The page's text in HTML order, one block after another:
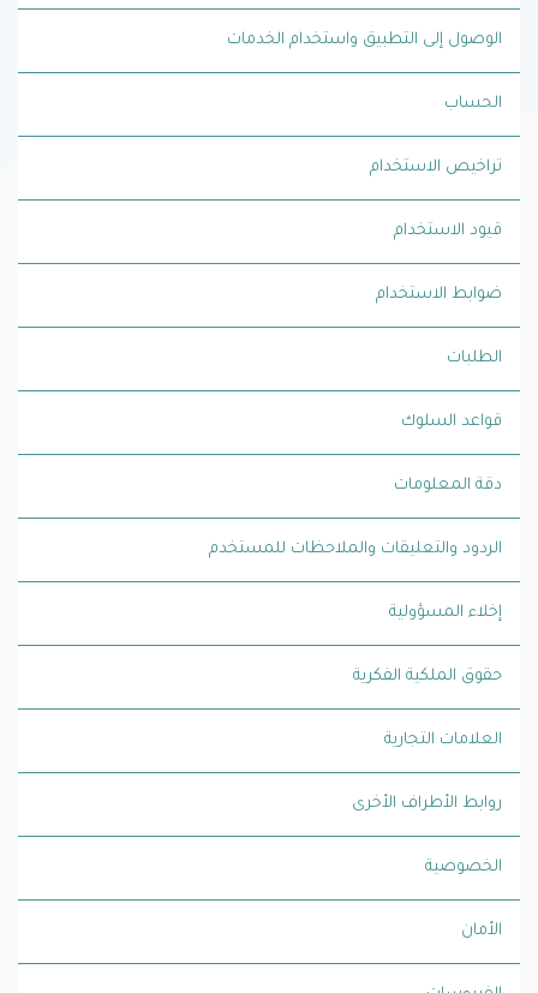
الوصول إلى التطبيق واستخدام الخدمات
الحساب
تراخيص الاستخدام
قيود الاستخدام
ضوابط الاستخدام
الطلبات
قواعد السلوك
دقة المعلومات
الردود والتعليقات والملاحظات للمستخدم
إخلاء المسؤولية
حقوق الملكية الفكرية
العلامات التجارية
روابط الأطراف الأخرى
الخصوصية
الأمان